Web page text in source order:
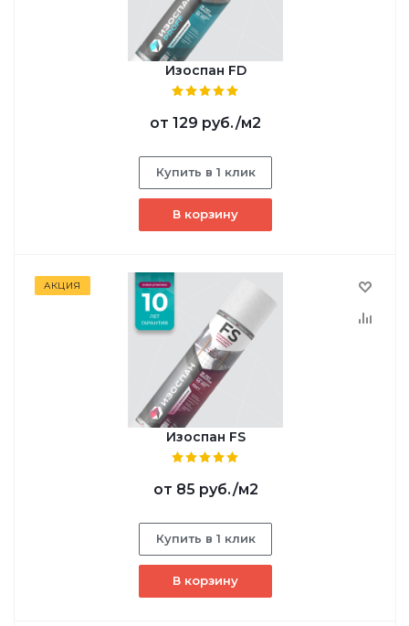
Изоспан FD
от 129 руб./м2
Купить в 1 клик
В корзину
АКЦИЯ
Изоспан FS
от 85 руб./м2
Купить в 1 клик
В корзину